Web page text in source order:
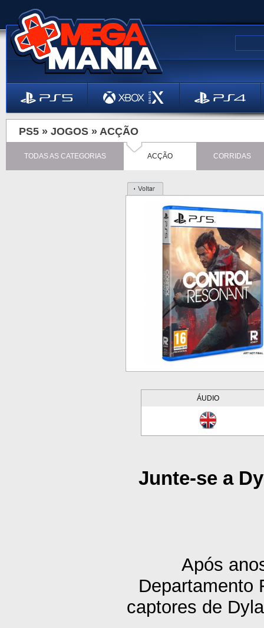
PS5 » JOGOS » ACÇÃO
TODAS AS CATEGORIAS ACÇÃO CORRIDAS
ÁUDIO
Junte-se a
Após
Departamento
captores de